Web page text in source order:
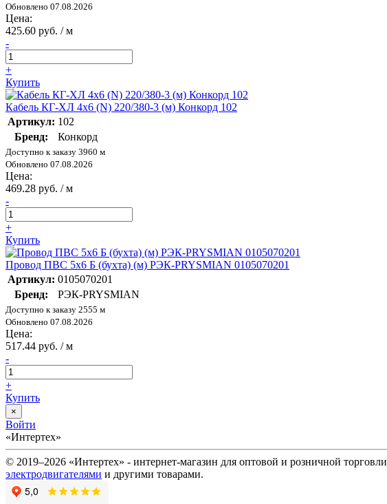
Обновлено 07.08.2026
Цена:
425.60 руб. / м
-
+
Купить
Кабель КГ-ХЛ 4х6 (N) 220/380-3 (м) Конкорд 102
Артикул: 102
Бренд:
Конкорд
Доступно к заказу 3960 м
Обновлено 07.08.2026
Цена:
469.28 руб. / м
-
+
Купить
Провод ПВС 5х6 Б (бухта) (м) РЭК-PRYSMIAN 0105070201
Артикул: 0105070201
Бренд:
РЭК-PRYSMIAN
Доступно к заказу 2555 м
Обновлено 07.08.2026
Цена:
517.44 руб. / м
-
+
Купить
×
Войти
«Интертех»
© 2019–2026 «Интертех» - интернет-магазин для оптовой и розничной торговли
электродвигателями и другими товарами.